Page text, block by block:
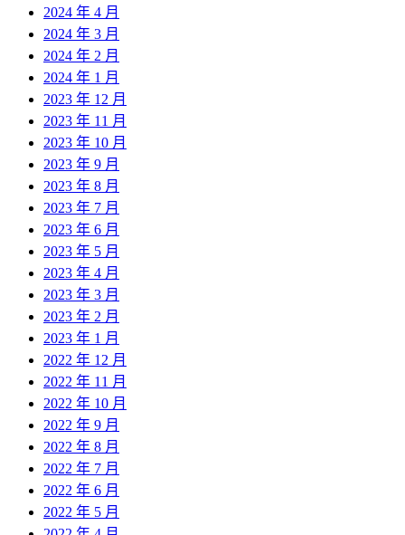
2024 年 4 月
2024 年 3 月
2024 年 2 月
2024 年 1 月
2023 年 12 月
2023 年 11 月
2023 年 10 月
2023 年 9 月
2023 年 8 月
2023 年 7 月
2023 年 6 月
2023 年 5 月
2023 年 4 月
2023 年 3 月
2023 年 2 月
2023 年 1 月
2022 年 12 月
2022 年 11 月
2022 年 10 月
2022 年 9 月
2022 年 8 月
2022 年 7 月
2022 年 6 月
2022 年 5 月